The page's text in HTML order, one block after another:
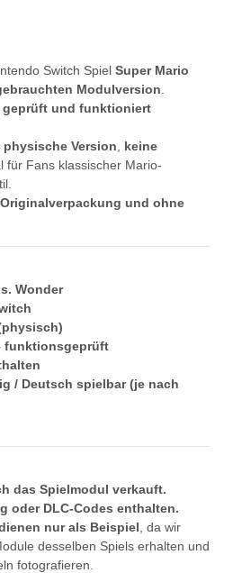
Switch Spiel Super Mario
Modulversion
geprüft und funktioniert
physische Version
keine
für Fans klassischer Mario-
und ohne
Wonder
funktionsgeprüft
/ Deutsch spielbar (je nach
das Spielmodul verkauft.
oder DLC-Codes enthalten.
nur als Beispiel , da wir
desselben Spiels erhalten und
fotografieren.